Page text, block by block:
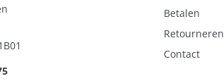
Betalen
Retourneren
Contact